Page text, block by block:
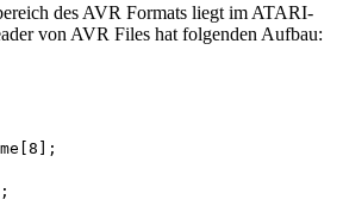
des AVR Formats liegt im ATARI-
von AVR Files hat folgenden Aufbau: